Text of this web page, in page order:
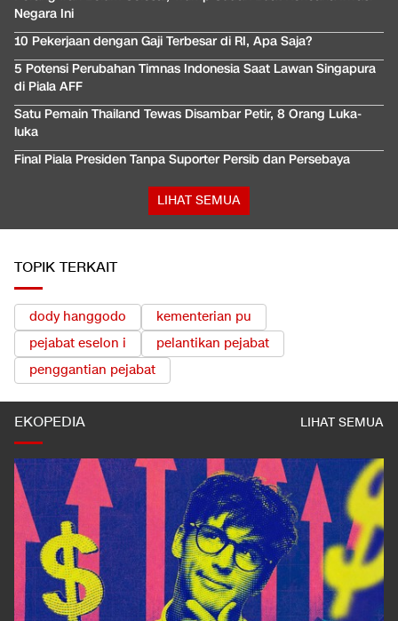
Negara Ini
10 Pekerjaan dengan Gaji Terbesar di RI, Apa Saja?
5 Potensi Perubahan Timnas Indonesia Saat Lawan Singapura
di Piala AFF
Satu Pemain Thailand Tewas Disambar Petir, 8 Orang Luka-
luka
Final Piala Presiden Tanpa Suporter Persib dan Persebaya
LIHAT SEMUA
TOPIK TERKAIT
dody hanggodo
kementerian pu
pejabat eselon i
pelantikan pejabat
penggantian pejabat
EKOPEDIA LIHAT SEMUA